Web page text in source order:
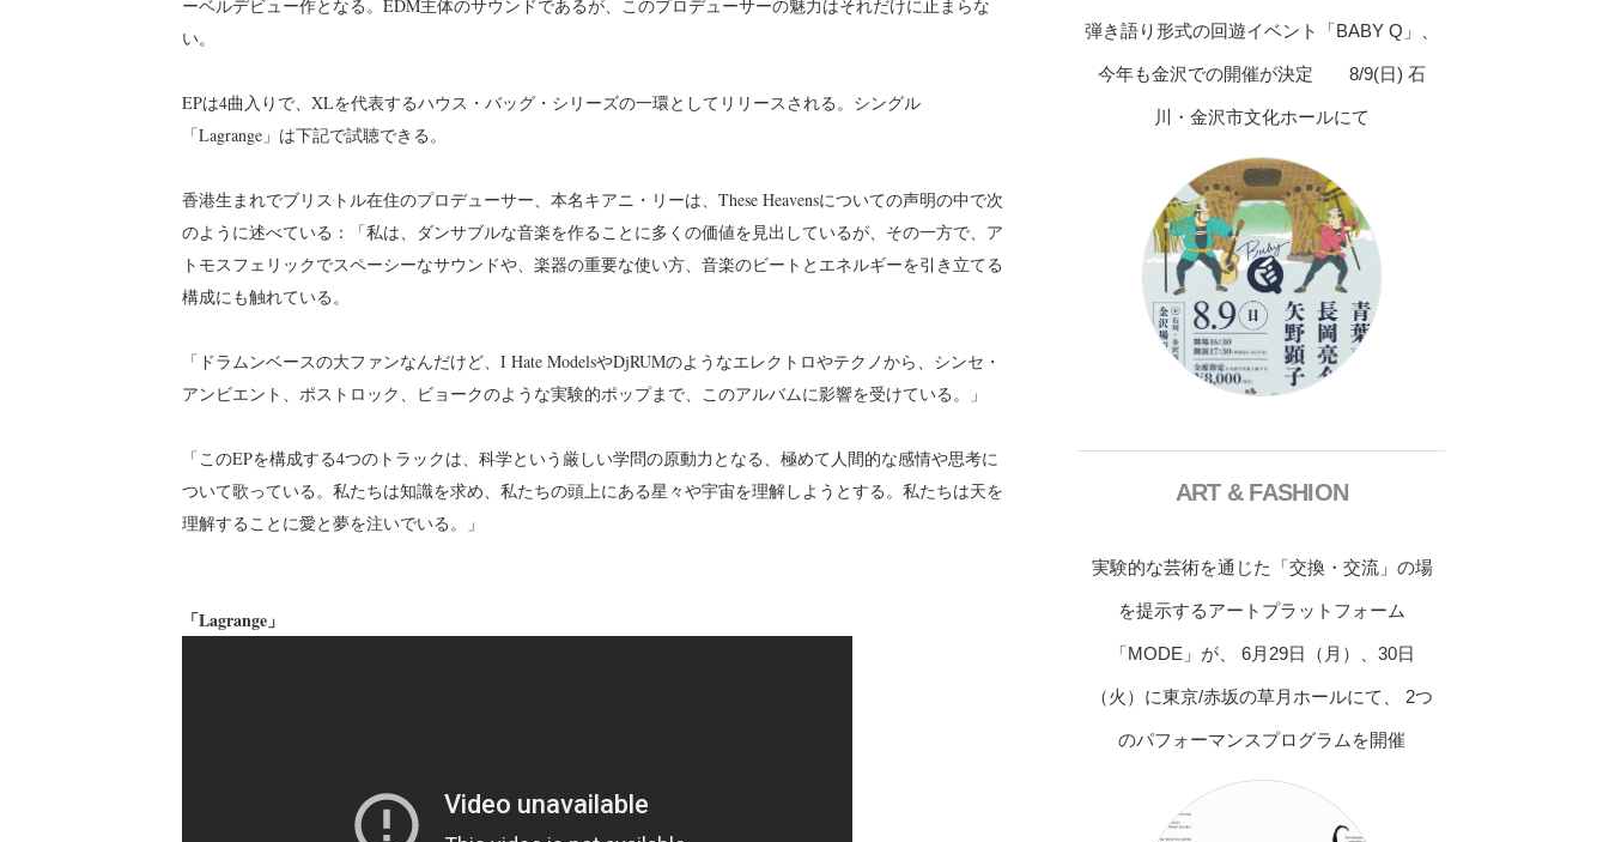
ーベルデビュー作となる。EDM主体のサウンドであるが、このプロデューサーの魅力はそれだけに止まらな
い。
EPは4曲入りで、XLを代表するハウス・バッグ・シリーズの一環としてリリースされる。シングル
「Lagrange」は下記で試聴できる。
香港生まれでブリストル在住のプロデューサー、本名キアニ・リーは、These Heavensについての声明の中で次
のように述べている：「私は、ダンサブルな音楽を作ることに多くの価値を見出しているが、その一方で、ア
トモスフェリックでスペーシーなサウンドや、楽器の重要な使い方、音楽のビートとエネルギーを引き立てる
構成にも触れている。
「ドラムンベースの大ファンなんだけど、I Hate ModelsやDjRUMのようなエレクトロやテクノから、シンセ・
アンビエント、ポストロック、ビョークのような実験的ポップまで、このアルバムに影響を受けている。」
「このEPを構成する4つのトラックは、科学という厳しい学問の原動力となる、極めて人間的な感情や思考に
ついて歌っている。私たちは知識を求め、私たちの頭上にある星々や宇宙を理解しようとする。私たちは天を
理解することに愛と夢を注いでいる。」
「Lagrange」
弾き語り形式の回遊イベント「BABY Q」、
今年も金沢での開催が決定 8/9(日) 石
川・金沢市文化ホールにて
ART & FASHION
実験的な芸術を通じた「交換・交流」の場
を提示するアートプラットフォーム
「MODE」が、 6月29日（月）、30日
（火）に東京/赤坂の草月ホールにて、 2つ
のパフォーマンスプログラムを開催